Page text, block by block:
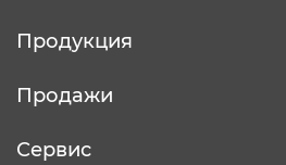
Продукция
Продажи
Сервис